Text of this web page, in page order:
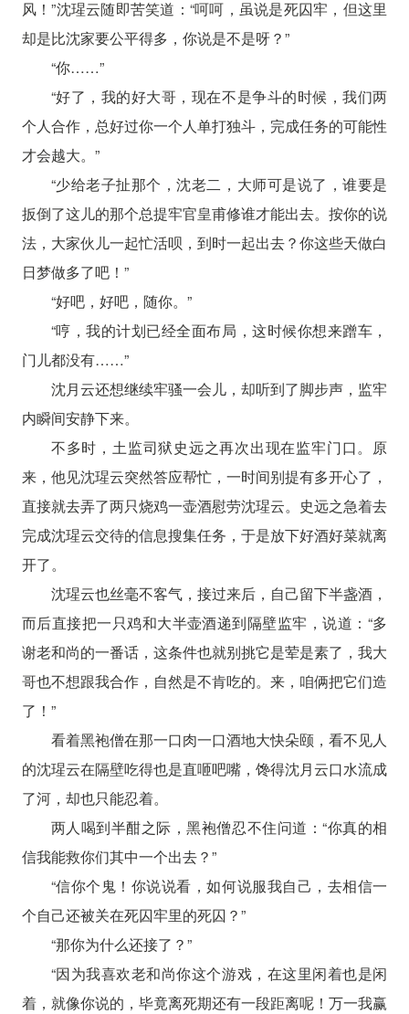
风！”沈瑆云随即苦笑道：“呵呵，虽说是死囚牢，但这里
却是比沈家要公平得多，你说是不是呀？”
“你……”
“好了，我的好大哥，现在不是争斗的时候，我们两
个人合作，总好过你一个人单打独斗，完成任务的可能性
才会越大。”
“少给老子扯那个，沈老二，大师可是说了，谁要是
扳倒了这儿的那个总提牢官皇甫修谁才能出去。按你的说
法，大家伙儿一起忙活呗，到时一起出去？你这些天做白
日梦做多了吧！”
“好吧，好吧，随你。”
“哼，我的计划已经全面布局，这时候你想来蹭车，
门儿都没有……”
沈月云还想继续牢骚一会儿，却听到了脚步声，监牢
内瞬间安静下来。
不多时，土监司狱史远之再次出现在监牢门口。原
来，他见沈瑆云突然答应帮忙，一时间别提有多开心了，
直接就去弄了两只烧鸡一壶酒慰劳沈瑆云。史远之急着去
完成沈瑆云交待的信息搜集任务，于是放下好酒好菜就离
开了。
沈瑆云也丝毫不客气，接过来后，自己留下半盏酒，
而后直接把一只鸡和大半壶酒递到隔壁监牢，说道：“多
谢老和尚的一番话，这条件也就别挑它是荤是素了，我大
哥也不想跟我合作，自然是不肯吃的。来，咱俩把它们造
了！”
看着黑袍僧在那一口肉一口酒地大快朵颐，看不见人
的沈瑆云在隔壁吃得也是直咂吧嘴，馋得沈月云口水流成
了河，却也只能忍着。
两人喝到半酣之际，黑袍僧忍不住问道：“你真的相
信我能救你们其中一个出去？”
“信你个鬼！你说说看，如何说服我自己，去相信一
个自己还被关在死囚牢里的死囚？”
“那你为什么还接了？”
“因为我喜欢老和尚你这个游戏，在这里闲着也是闲
着，就像你说的，毕竟离死期还有一段距离呢！万一我赢